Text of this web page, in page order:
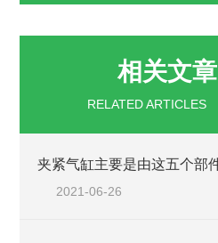
相关文章
RELATED ARTICLES
2021-06-26